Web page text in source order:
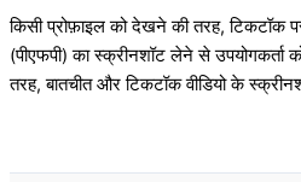
किसी प्रोफ़ाइल को देखने की तरह, टिकटॉक
(पीएफपी) का स्क्रीनशॉट लेने से उपयोगकर्ता
तरह, बातचीत और टिकटॉक वीडियो के